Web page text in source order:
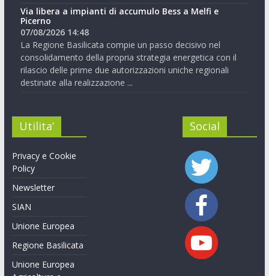
Via libera a impianti di accumulo Bess a Melfi e
Picerno
07/08/2026 14:48
La Regione Basilicata compie un passo decisivo nel
consolidamento della propria strategia energetica con il
rilascio delle prime due autorizzazioni uniche regionali
destinate alla realizzazione ...
Utilita’
Privacy e Cookie
Policy
Newsletter
SIAN
Unione Europea
Regione Basilicata
Unione Europea
Social